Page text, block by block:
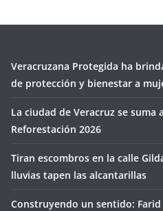
Veracruzana Protegida ha
de protección y bienestar a
La ciudad de Veracruz se suma
Reforestación 2026
Tiran escombros en la calle
lluvias tapen las alcantarillas
Construyendo un sentido: